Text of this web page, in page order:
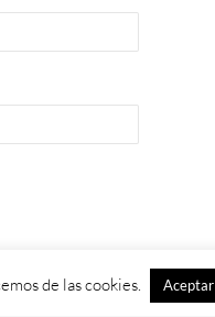
de las cookies. Aceptar